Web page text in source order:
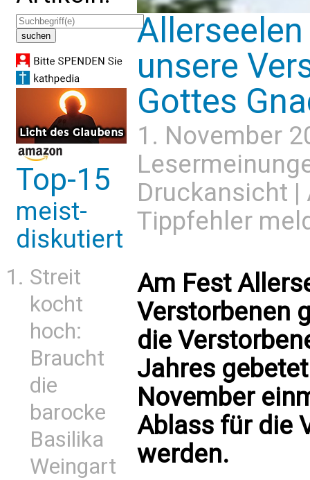
Top-15
meist-
diskutiert
Streit
kocht
hoch:
Braucht
die
barocke
Basilika
Weingart
unsere
Gottes
1. November
Druckansicht |
Tippfehler
Am Fest
Verstorbenen
die
Jahres gebetet
November
Ablass für die
werden.